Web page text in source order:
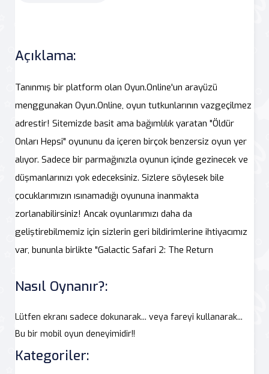
Açıklama:
Tanınmış bir platform olan Oyun.Online'un arayüzü
menggunakan Oyun.Online, oyun tutkunlarının vazgeçilmez
adrestir! Sitemizde basit ama bağımlılık yaratan "Öldür
Onları Hepsi" oyununu da içeren birçok benzersiz oyun yer
alıyor. Sadece bir parmağınızla oyunun içinde gezinecek ve
düşmanlarınızı yok edeceksiniz. Sizlere söylesek bile
çocuklarımızın ısınamadığı oyununa inanmakta
zorlanabilirsiniz! Ancak oyunlarımızı daha da
geliştirebilmemiz için sizlerin geri bildirimlerine ihtiyacımız
var, bununla birlikte "Galactic Safari 2: The Return
Nasıl Oynanır?:
Lütfen ekranı sadece dokunarak... veya fareyi kullanarak...
Bu bir mobil oyun deneyimidir!!
Kategoriler: